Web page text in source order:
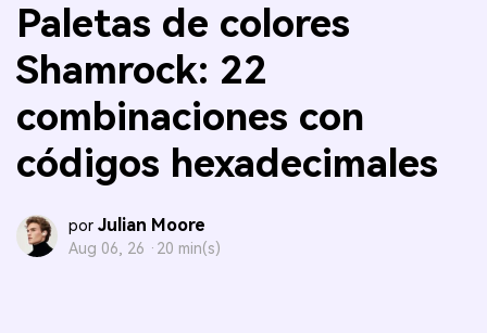
Paletas de colores
Shamrock: 22
combinaciones con
códigos hexadecimales
por Julian Moore
Aug 06, 26 · 20 min(s)